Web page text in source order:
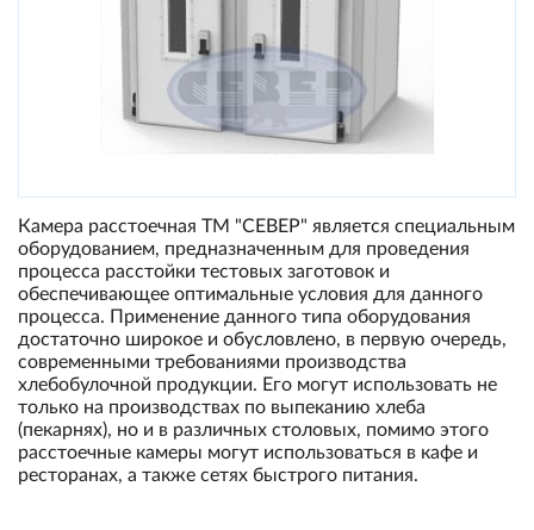
Камера расстоечная ТМ "СЕВЕР" является специальным
оборудованием, предназначенным для проведения
процесса расстойки тестовых заготовок и
обеспечивающее оптимальные условия для данного
процесса. Применение данного типа оборудования
достаточно широкое и обусловлено, в первую очередь,
современными требованиями производства
хлебобулочной продукции. Его могут использовать не
только на производствах по выпеканию хлеба
(пекарнях), но и в различных столовых, помимо этого
расстоечные камеры могут использоваться в кафе и
ресторанах, а также сетях быстрого питания.